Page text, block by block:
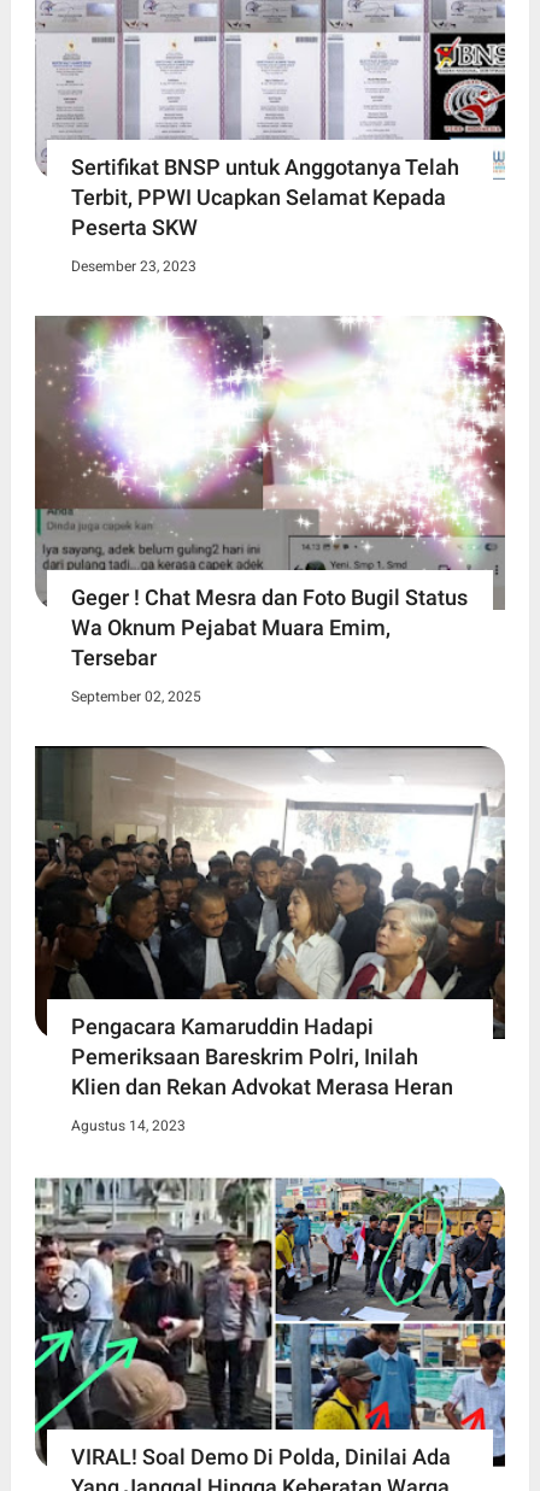
Sertifikat BNSP untuk Anggotanya Telah
Terbit, PPWI Ucapkan Selamat Kepada
Peserta SKW
Desember 23, 2023
Geger ! Chat Mesra dan Foto Bugil Status
Wa Oknum Pejabat Muara Emim,
Tersebar
September 02, 2025
Pengacara Kamaruddin Hadapi
Pemeriksaan Bareskrim Polri, Inilah
Klien dan Rekan Advokat Merasa Heran
Agustus 14, 2023
VIRAL! Soal Demo Di Polda, Dinilai Ada